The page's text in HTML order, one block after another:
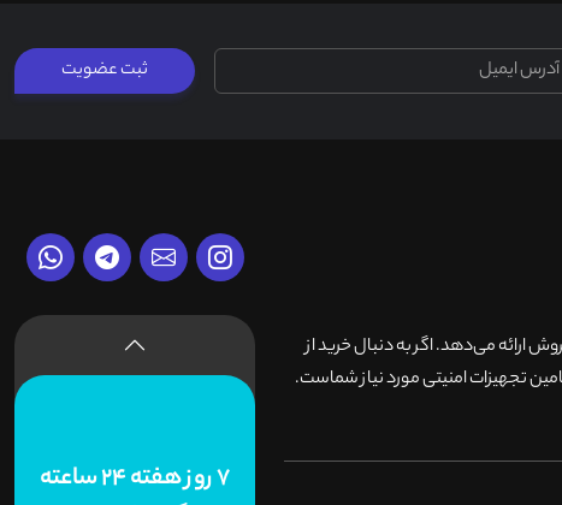
ثبت عضویت
فروش ارائه می‌دهد. اگر به دنبال خرید از
تجهیزات امنیتی مورد نیاز شماست.
7 روز هفته 24 ساعته